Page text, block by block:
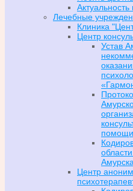
Лечебные
Клиника
Центр
Устав
Центр